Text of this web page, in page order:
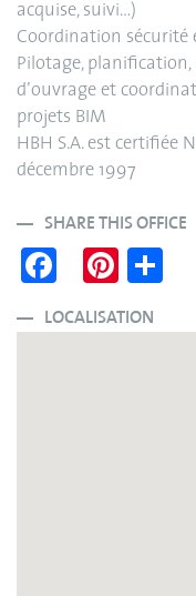
acquise, suivi…)
Coordination sécurité
Pilotage,
d’ouvrage et
projets BIM
HBH S.A. est certifiée
décembre 1997
SHARE THIS OFFICE
Fa
ce
bo
Pi
nt
er re
LOCALISATION